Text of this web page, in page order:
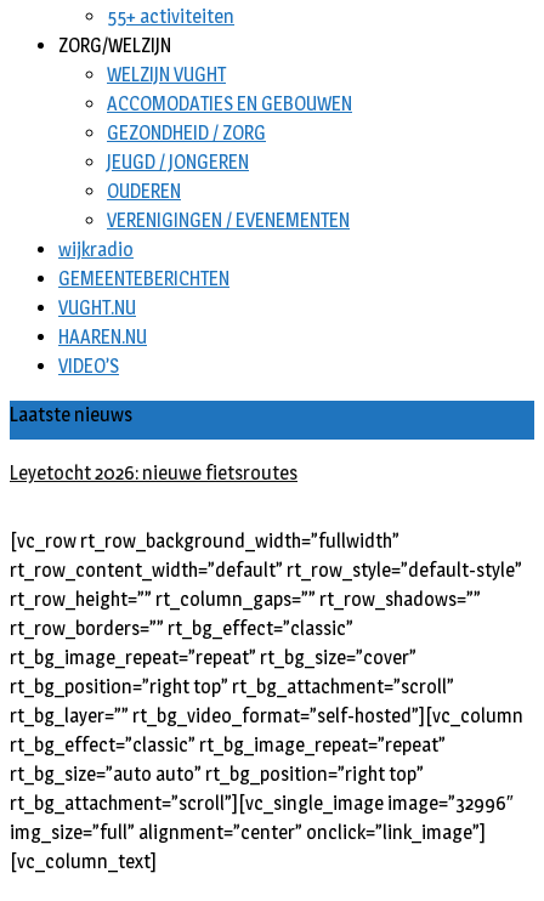
55+ activiteiten
ZORG/WELZIJN
WELZIJN VUGHT
ACCOMODATIES EN GEBOUWEN
GEZONDHEID / ZORG
JEUGD / JONGEREN
OUDEREN
VERENIGINGEN / EVENEMENTEN
wijkradio
GEMEENTEBERICHTEN
VUGHT.NU
HAAREN.NU
VIDEO’S
Laatste nieuws
Leyetocht 2026: nieuwe fietsroutes
[vc_row rt_row_background_width=”fullwidth”
rt_row_content_width=”default” rt_row_style=”default-style”
rt_row_height=”” rt_column_gaps=”” rt_row_shadows=””
rt_row_borders=”” rt_bg_effect=”classic”
rt_bg_image_repeat=”repeat” rt_bg_size=”cover”
rt_bg_position=”right top” rt_bg_attachment=”scroll”
rt_bg_layer=”” rt_bg_video_format=”self-hosted”][vc_column
rt_bg_effect=”classic” rt_bg_image_repeat=”repeat”
rt_bg_size=”auto auto” rt_bg_position=”right top”
rt_bg_attachment=”scroll”][vc_single_image image=”32996″
img_size=”full” alignment=”center” onclick=”link_image”]
[vc_column_text]